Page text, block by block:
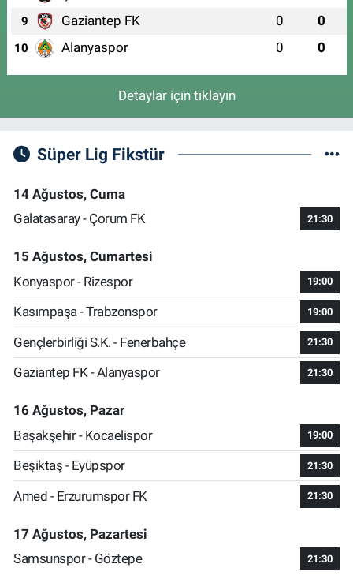
9 Gaziantep FK 0 0
10 Alanyaspor 0 0
Detaylar için tıklayın
Süper Lig Fikstür
14 Ağustos, Cuma
Galatasaray - Çorum FK
21:30
15 Ağustos, Cumartesi
Konyaspor - Rizespor
19:00
Kasımpaşa - Trabzonspor 19:00
Gençlerbirliği S.K. - Fenerbahçe 21:30
Gaziantep FK - Alanyaspor 21:30
16 Ağustos, Pazar
Başakşehir - Kocaelispor
19:00
Beşiktaş - Eyüpspor 21:30
Amed - Erzurumspor FK 21:30
17 Ağustos, Pazartesi
Samsunspor - Göztepe
21:30